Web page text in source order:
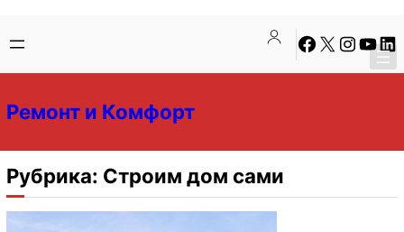
содержимому
содержимому
Facebook
X Instagram
Ремонт и Комфорт
Рубрика: Строим дом сами